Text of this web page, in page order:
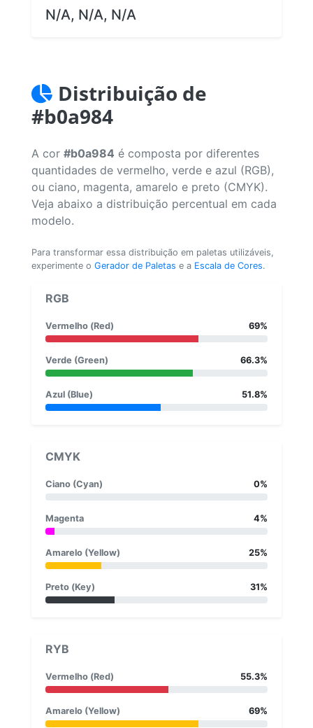
N/A, N/A, N/A
Distribuição de
#b0a984
A cor #b0a984 é composta por diferentes
quantidades de vermelho, verde e azul (RGB),
ou ciano, magenta, amarelo e preto (CMYK).
Veja abaixo a distribuição percentual em cada
modelo.
Para transformar essa distribuição em paletas utilizáveis,
experimente o Gerador de Paletas e a Escala de Cores.
RGB
Vermelho (Red) 69%
Verde (Green) 66.3%
Azul (Blue) 51.8%
CMYK
Ciano (Cyan) 0%
Magenta 4%
Amarelo (Yellow) 25%
Preto (Key) 31%
RYB
Vermelho (Red) 55.3%
Amarelo (Yellow) 69%